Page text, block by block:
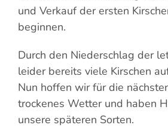
und Verkauf der ersten
beginnen.
Durch den Niederschlag der
leider bereits viele Kirschen
Nun hoffen wir für die
trockenes Wetter und haben
unsere späteren Sorten.